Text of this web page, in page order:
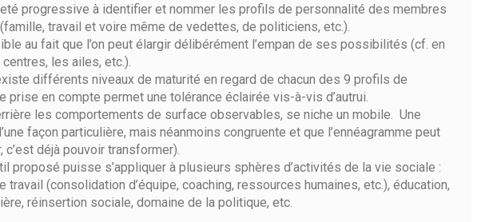
progressive à identifier et nommer les profils de personnalité des membres
travail et voire même de vedettes, de politiciens, etc.).
au fait que l’on peut élargir délibérément l’empan de ses possibilités (cf. en
les ailes, etc.).
différents niveaux de maturité en regard de chacun des 9 profils de
prise en compte permet une tolérance éclairée vis-à-vis d’autrui.
les comportements de surface observables, se niche un mobile. Une
façon particulière, mais néanmoins congruente et que l’ennéagramme peut
c’est déjà pouvoir transformer).
proposé puisse s’appliquer à plusieurs sphères d’activités de la vie sociale :
travail (consolidation d’équipe, coaching, ressources humaines, etc.), éducation,
réinsertion sociale, domaine de la politique, etc.